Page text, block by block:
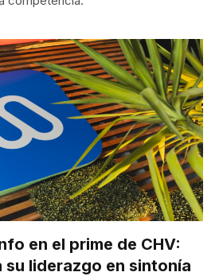
en el prime de CHV:
su liderazgo en sintonía